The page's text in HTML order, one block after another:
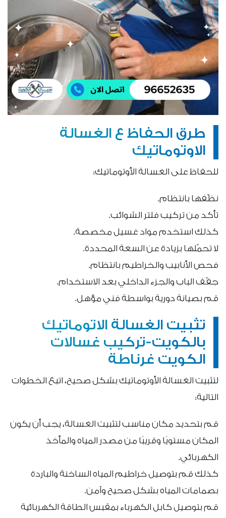
طرق الحفاظ ع الغسالة
الاوتوماتيك
للحفاظ على الغسالة الأوتوماتيك:
نظّفها بانتظام.
تأكد من تركيب فلتر الشوائب.
كذلك استخدم مواد غسيل مخصصة.
لا تحمّلها بزيادة عن السعة المحددة.
فحص الأنابيب والخراطيم بانتظام.
جفّف الباب والجزء الداخلي بعد الاستخدام.
قم بصيانة دورية بواسطة فني مؤهل.
تثبيت الغسالة الاتوماتيك
بالكويت-تركيب غسالات
الكويت غرناطة
لتثبيت الغسالة الأوتوماتيك بشكل صحيح، اتبع الخطوات
التالية:
قم بتحديد مكان مناسب لتثبيت الغسالة، يجب أن يكون
المكان مستويًا وقريبًا من مصدر المياه والمأخذ
الكهربائي.
كذلك قم بتوصيل خراطيم المياه الساخنة والباردة
بصمامات المياه بشكل صحيح وآمن.
قم بتوصيل كابل الكهرباء بمقبس الطاقة الكهربائية